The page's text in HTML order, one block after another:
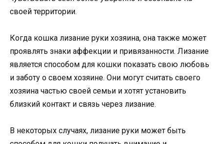
своей территории.
Когда кошка лизание руки хозяина, она также может
проявлять знаки аффекции и привязанности. Лизание
является способом для кошки показать свою любовь
и заботу о своем хозяине. Они могут считать своего
хозяина частью своей семьи и хотят установить
близкий контакт и связь через лизание.
В некоторых случаях, лизание руки может быть